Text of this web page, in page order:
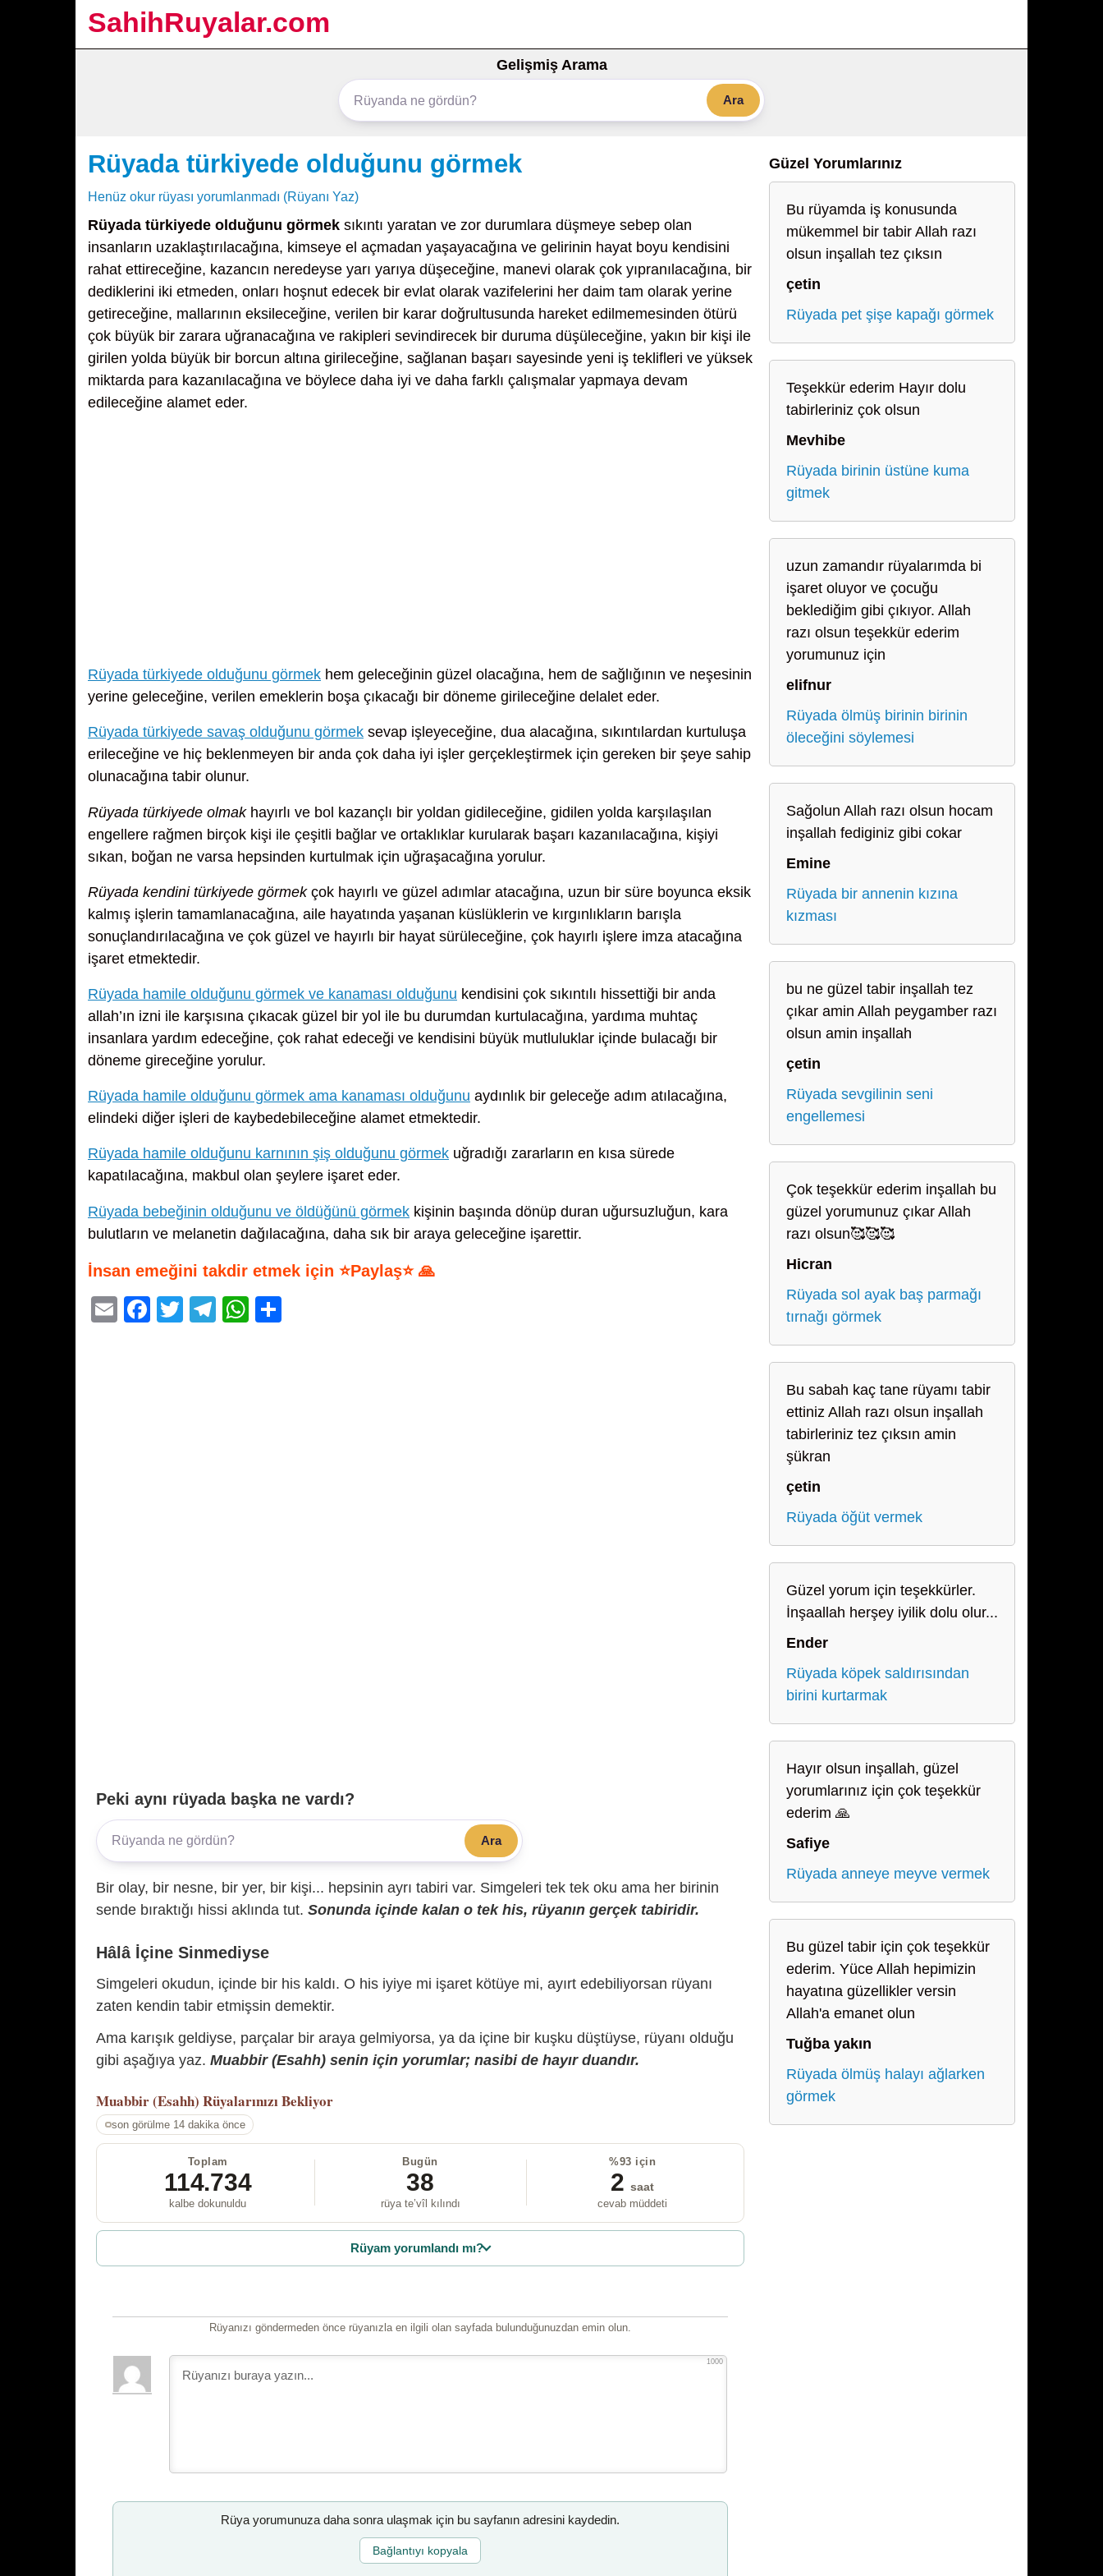
SahihRuyalar.com
Gelişmiş Arama
Ara
Rüyada türkiyede olduğunu görmek
Henüz okur rüyası yorumlanmadı (Rüyanı Yaz)
Rüyada türkiyede olduğunu görmek sıkıntı yaratan ve zor durumlara düşmeye sebep olan
insanların uzaklaştırılacağına, kimseye el açmadan yaşayacağına ve gelirinin hayat boyu kendisini
rahat ettireceğine, kazancın neredeyse yarı yarıya düşeceğine, manevi olarak çok yıpranılacağına, bir
dediklerini iki etmeden, onları hoşnut edecek bir evlat olarak vazifelerini her daim tam olarak yerine
getireceğine, mallarının eksileceğine, verilen bir karar doğrultusunda hareket edilmemesinden ötürü
çok büyük bir zarara uğranacağına ve rakipleri sevindirecek bir duruma düşüleceğine, yakın bir kişi ile
girilen yolda büyük bir borcun altına girileceğine, sağlanan başarı sayesinde yeni iş teklifleri ve yüksek
miktarda para kazanılacağına ve böylece daha iyi ve daha farklı çalışmalar yapmaya devam
edileceğine alamet eder.
Rüyada türkiyede olduğunu görmek hem geleceğinin güzel olacağına, hem de sağlığının ve neşesinin
yerine geleceğine, verilen emeklerin boşa çıkacağı bir döneme girileceğine delalet eder.
Rüyada türkiyede savaş olduğunu görmek sevap işleyeceğine, dua alacağına, sıkıntılardan kurtuluşa
erileceğine ve hiç beklenmeyen bir anda çok daha iyi işler gerçekleştirmek için gereken bir şeye sahip
olunacağına tabir olunur.
Rüyada türkiyede olmakhayırlı ve bol kazançlı bir yoldan gidileceğine, gidilen yolda karşılaşılan
engellere rağmen birçok kişi ile çeşitli bağlar ve ortaklıklar kurularak başarı kazanılacağına, kişiyi
sıkan, boğan ne varsa hepsinden kurtulmak için uğraşacağına yorulur.
Rüyada kendini türkiyede görmekçok hayırlı ve güzel adımlar atacağına, uzun bir süre boyunca eksik
kalmış işlerin tamamlanacağına, aile hayatında yaşanan küslüklerin ve kırgınlıkların barışla
sonuçlandırılacağına ve çok güzel ve hayırlı bir hayat sürüleceğine, çok hayırlı işlere imza atacağına
işaret etmektedir.
Rüyada hamile olduğunu görmek ve kanaması olduğunu kendisini çok sıkıntılı hissettiği bir anda
allah’ın izni ile karşısına çıkacak güzel bir yol ile bu durumdan kurtulacağına, yardıma muhtaç
insanlara yardım edeceğine, çok rahat edeceği ve kendisini büyük mutluluklar içinde bulacağı bir
döneme gireceğine yorulur.
Rüyada hamile olduğunu görmek ama kanaması olduğunu aydınlık bir geleceğe adım atılacağına,
elindeki diğer işleri de kaybedebileceğine alamet etmektedir.
Rüyada hamile olduğunu karnının şiş olduğunu görmek uğradığı zararların en kısa sürede
kapatılacağına, makbul olan şeylere işaret eder.
Rüyada bebeğinin olduğunu ve öldüğünü görmek kişinin başında dönüp duran uğursuzluğun, kara
bulutların ve melanetin dağılacağına, daha sık bir araya geleceğine işarettir.
İnsan emeğini takdir etmek için ⭐Paylaş⭐ 🙏
E
F
T
T
W
Peki aynı rüyada başka ne vardı?
Ara
Bir olay, bir nesne, bir yer, bir kişi... hepsinin ayrı tabiri var. Simgeleri tek tek oku ama her birinin
sende bıraktığı hissi aklında tut. Sonunda içinde kalan o tek his, rüyanın gerçek tabiridir.
Hâlâ İçine Sinmediyse
Simgeleri okudun, içinde bir his kaldı. O his iyiye mi işaret kötüye mi, ayırt edebiliyorsan rüyanı
zaten kendin tabir etmişsin demektir.
Ama karışık geldiyse, parçalar bir araya gelmiyorsa, ya da içine bir kuşku düştüyse, rüyanı olduğu
gibi aşağıya yaz. Muabbir (Esahh) senin için yorumlar; nasibi de hayır duandır.
Muabbir (Esahh) Rüyalarınızı Bekliyor
son görülme 14 dakika önce
Toplam
114.734
kalbe dokunuldu
Bugün
38
rüya te’vîl kılındı
%93 için
2 saat
cevab müddeti
Rüyam yorumlandı mı?
Rüyanızı göndermeden önce rüyanızla en ilgili olan sayfada bulunduğunuzdan emin olun.
1000
Rüya yorumunuza daha sonra ulaşmak için bu sayfanın adresini kaydedin.
Bağlantıyı kopyala
Güzel Yorumlarınız
Bu rüyamda iş konusunda
mükemmel bir tabir Allah razı
olsun inşallah tez çıksın
çetin
Rüyada pet şişe kapağı görmek
Teşekkür ederim Hayır dolu
tabirleriniz çok olsun
Mevhibe
Rüyada birinin üstüne kuma
gitmek
uzun zamandır rüyalarımda bi
işaret oluyor ve çocuğu
beklediğim gibi çıkıyor. Allah
razı olsun teşekkür ederim
yorumunuz için
elifnur
Rüyada ölmüş birinin birinin
öleceğini söylemesi
Sağolun Allah razı olsun hocam
inşallah fediginiz gibi cokar
Emine
Rüyada bir annenin kızına
kızması
bu ne güzel tabir inşallah tez
çıkar amin Allah peygamber razı
olsun amin inşallah
çetin
Rüyada sevgilinin seni
engellemesi
Çok teşekkür ederim inşallah bu
güzel yorumunuz çıkar Allah
razı olsun🥰🥰🥰
Hicran
Rüyada sol ayak baş parmağı
tırnağı görmek
Bu sabah kaç tane rüyamı tabir
ettiniz Allah razı olsun inşallah
tabirleriniz tez çıksın amin
şükran
çetin
Rüyada öğüt vermek
Güzel yorum için teşekkürler.
İnşaallah herşey iyilik dolu olur...
Ender
Rüyada köpek saldırısından
birini kurtarmak
Hayır olsun inşallah, güzel
yorumlarınız için çok teşekkür
ederim 🙏
Safiye
Rüyada anneye meyve vermek
Bu güzel tabir için çok teşekkür
ederim. Yüce Allah hepimizin
hayatına güzellikler versin
Allah'a emanet olun
Tuğba yakın
Rüyada ölmüş halayı ağlarken
görmek